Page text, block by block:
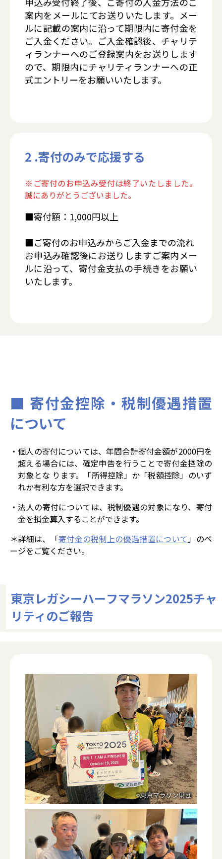
案内をメールにてお送りいたします。メー
ルに記載の案内に沿って期限内に寄付金を
ご入金ください。ご入金確認後、チャリテ
ィランナーへのご登録案内をお送りします
ので、期限内にチャリティランナーへの正
式エントリーをお願いいたします。
2 .寄付のみで応援する
※ご寄付のお申込み受付は終了いたしました。
誠にありがとうございました。
■寄付額：1,000円以上
■ご寄付のお申込みからご入金までの流れ
お申込み確認後にお送りしますご案内メー
ルに沿って、寄付金支払の手続きをお願い
いたします。
■ 寄付金控除・税制優遇措置
について
・個人の寄付については、年間合計寄付金額が2000円を
超える場合には、確定申告を行うことで寄付金控除の
対象とな ります。「所得控除」か「税額控除」のいず
れか有利な方を選択できます。
・法人の寄付については、税制優遇の対象になり、寄付
金を損金算入することができます。
＊詳細は、「寄付金の税制上の優遇措置について 」のペ
ージをご覧ください。
東京レガシーハーフマラソン2025チャ
リティのご報告